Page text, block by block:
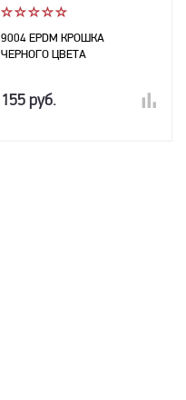
9004 EPDM КРОШКА
ЧЕРНОГО ЦВЕТА
155 руб.